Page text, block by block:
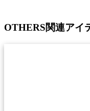
OTHERS関連アイ